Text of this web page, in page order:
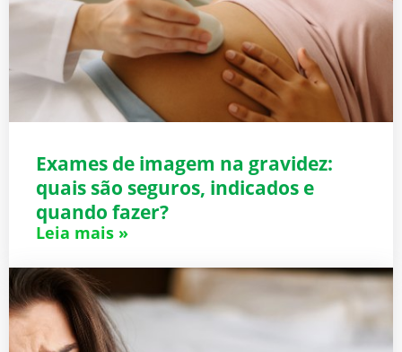
Exames de imagem na gravidez:
quais são seguros, indicados e
quando fazer?
Leia mais »